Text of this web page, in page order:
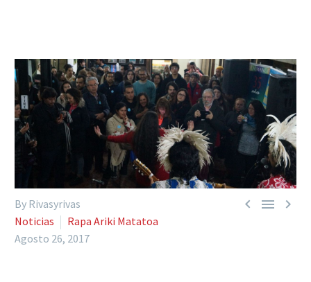
  
By Rivasyrivas
Noticias
Rapa Ariki Matatoa
Agosto 26, 2017